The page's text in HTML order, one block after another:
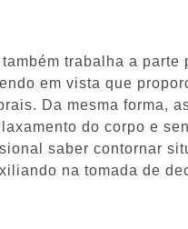
trabalha a
em vista que
Da mesma forma,
do corpo e
saber contornar
na tomada de